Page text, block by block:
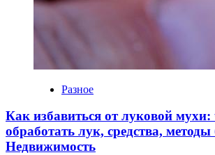
Разное
Как избавиться от луковой мухи:
обработать лук, средства,
Недвижимость